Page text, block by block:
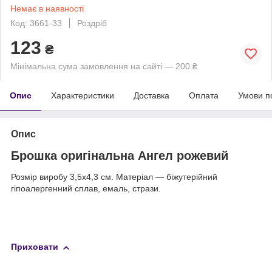
Немає в наявності
Код: 3661-33
Роздріб
123 ₴
Мінімальна сума замовлення на сайті — 200 ₴
Опис Характеристики Доставка Оплата Умови
Опис
Брошка оригінальна Ангел рожевий
Розмір виробу 3,5х4,3 см. Матеріал — біжутерійний
гіпоалергенний сплав, емаль, стрази.
Приховати